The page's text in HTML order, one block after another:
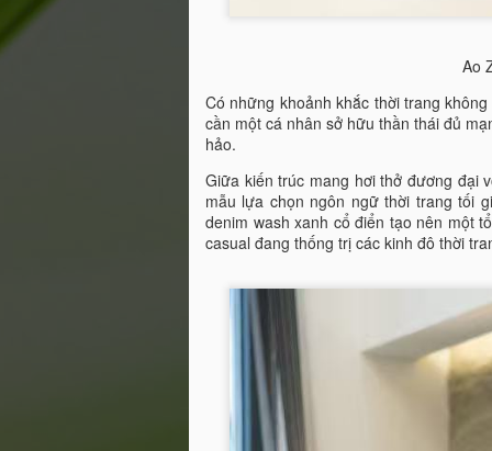
Ao
Có những khoảnh khắc thời trang
cần một cá nhân sở hữu thần thái đủ
hảo.
Giữa kiến trúc mang hơi thở đương đại
mẫu lựa chọn ngôn ngữ thời trang tối
denim wash xanh cổ điển tạo nên một
casual đang thống trị các kinh đô thời
Cô Nguyễn Thị Thanh Huệ
dự ra mắt sách “Ngẫm –